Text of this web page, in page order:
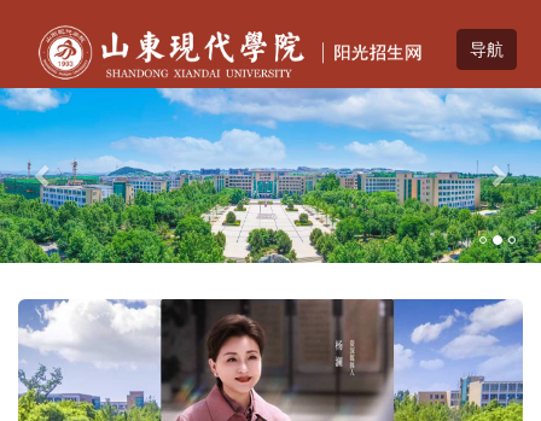
Previous
Previous Next